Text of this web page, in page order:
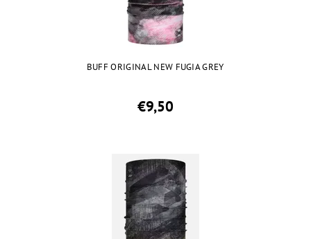
BUFF ORIGINAL NEW FUGIA GREY
€9,50